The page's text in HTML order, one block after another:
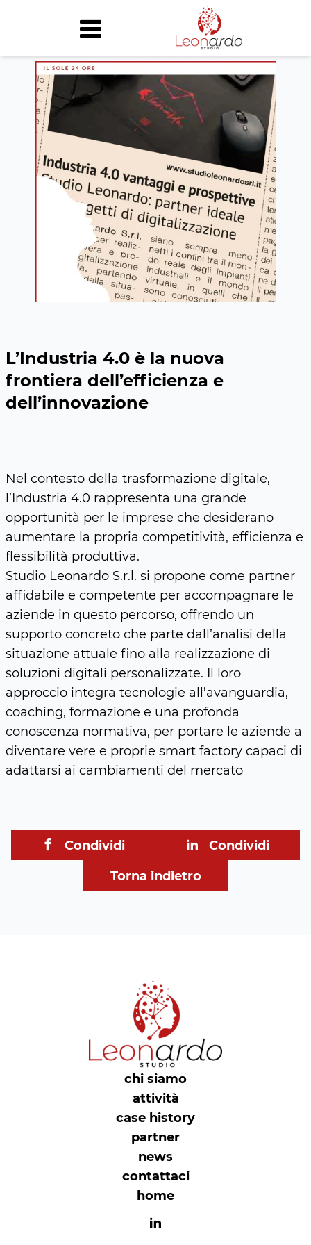
chi siamo
attività
case history
partner
news
contatti
home
L’Industria 4.0 è la nuova
frontiera dell’efficienza e
dell’innovazione
Nel contesto della trasformazione digitale,
l’Industria 4.0 rappresenta una grande
opportunità per le imprese che desiderano
aumentare la propria competitività, efficienza e
flessibilità produttiva.
Studio Leonardo S.r.l. si propone come partner
affidabile e competente per accompagnare le
aziende in questo percorso, offrendo un
supporto concreto che parte dall’analisi della
situazione attuale fino alla realizzazione di
soluzioni digitali personalizzate. Il loro
approccio integra tecnologie all’avanguardia,
coaching, formazione e una profonda
conoscenza normativa, per portare le aziende a
diventare vere e proprie smart factory capaci di
adattarsi ai cambiamenti del mercato
Condividi
Condividi
Torna indietro
chi siamo
attività
case history
partner
news
contattaci
home